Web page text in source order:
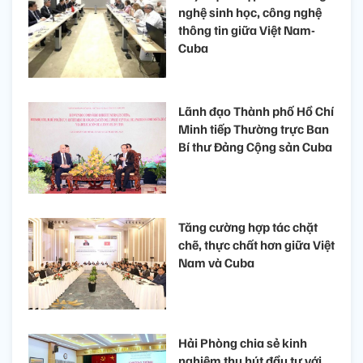
nghệ sinh học, công nghệ
thông tin giữa Việt Nam-
Cuba
Lãnh đạo Thành phố Hồ Chí
Minh tiếp Thường trực Ban
Bí thư Đảng Cộng sản Cuba
Tăng cường hợp tác chặt
chẽ, thực chất hơn giữa Việt
Nam và Cuba
Hải Phòng chia sẻ kinh